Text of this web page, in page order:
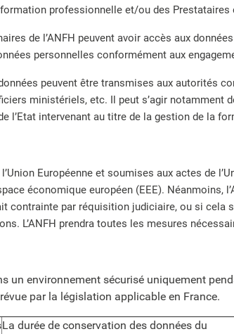
professionnelle et/ou des Prestataires
de l’ANFH peuvent avoir accès aux
personnelles conformément aux
peuvent être transmises aux autorités
ministériels, etc. Il peut s’agir notamment
l’Etat intervenant au titre de la gestion de la
Européenne et soumises aux actes de
économique européen (EEE).
contrainte par réquisition judiciaire, ou si
L’ANFH prendra toutes les mesures
un environnement sécurisé uniquement
par la législation applicable en France.
La durée de conservation des données du